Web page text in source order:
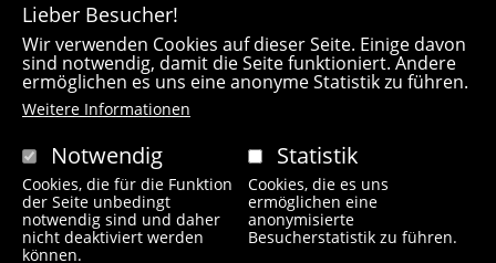
Imagefilme und mehr
360° x 360° Fotografie
Copyright © 2021 radlfreak.de. Alle Rechte vorbehalten.
Lieber Besucher!
Wir verwenden Cookies auf dieser Seite. Einige davon
sind notwendig, damit die Seite funktioniert. Andere
ermöglichen es uns eine anonyme Statistik zu führen.
Weitere Informationen
Notwendig
Cookies, die für die Funktion
der Seite unbedingt
notwendig sind und daher
nicht deaktiviert werden
können.
Statistik
Cookies, die es uns
ermöglichen eine
anonymisierte
Besucherstatistik zu führen.